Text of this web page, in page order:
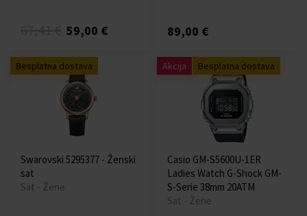
59,00 € 89,00 €
Besplatna dostava
Swarovski 5295377 - Ženski
sat
Sat - Žene
Akcija Besplatna dostava
Casio GM-S5600U-1ER
Ladies Watch G-Shock GM-
S-Serie 38mm 20ATM
Sat - Žene